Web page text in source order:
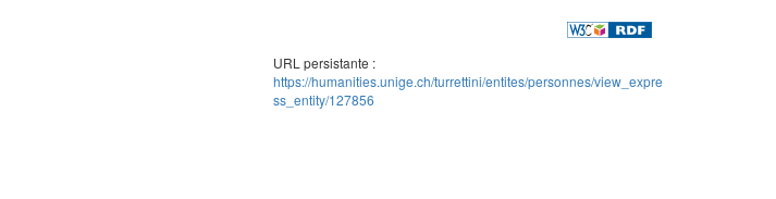
URL persistante :
https://humanities.unige.ch/turrettini/entites/personnes/view_expre
ss_entity/127856